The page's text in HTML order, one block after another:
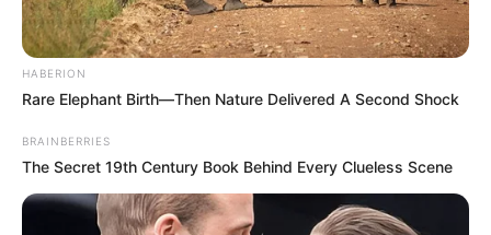
HABERION
Rare Elephant Birth—Then Nature Delivered A Second Shock
BRAINBERRIES
The Secret 19th Century Book Behind Every Clueless Scene